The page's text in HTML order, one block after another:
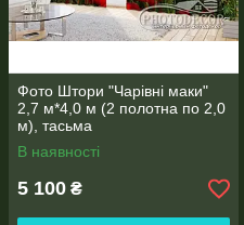
Фото Штори "Чарівні маки"
2,7 м*4,0 м (2 полотна по 2,0
м), тасьма
В наявності
5 100 ₴